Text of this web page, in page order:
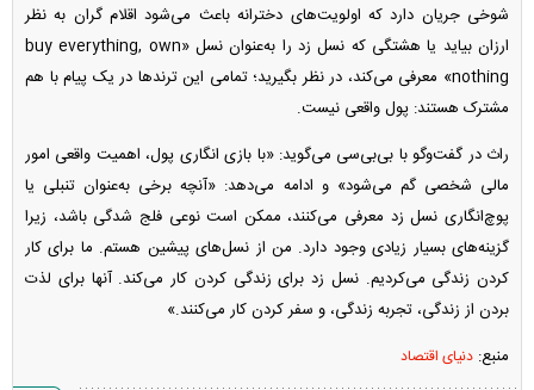
شوخی جریان دارد که اولویت‌های دخترانه باعث می‌شود اقلام گران به نظر
ارزان بیاید یا هشتگی که نسل زد را به‌عنوان نسل «buy everything, own
nothing» معرفی می‌کند، در نظر بگیرید؛ تمامی این ترند‌ها در یک پیام با هم
مشترک هستند: پول واقعی نیست.
راث در گفت‌و‌گو با بی‌بی‌سی می‌گوید: «با بازی انگاری پول، اهمیت واقعی امور
مالی شخصی گم می‌شود» و ادامه می‌دهد: «آنچه برخی به‌عنوان تنبلی یا
پوچ‌انگاری نسل زد معرفی می‌کنند، ممکن است نوعی فلج شدگی باشد، زیرا
گزینه‌های بسیار زیادی وجود دارد. من از نسل‌های پیشین هستم. ما برای کار
کردن زندگی می‌کردیم. نسل زد برای زندگی کردن کار می‌کند. آنها برای لذت
بردن از زندگی، تجربه زندگی، و سفر کردن کار می‌کنند.»
منبع: دنیای اقتصاد